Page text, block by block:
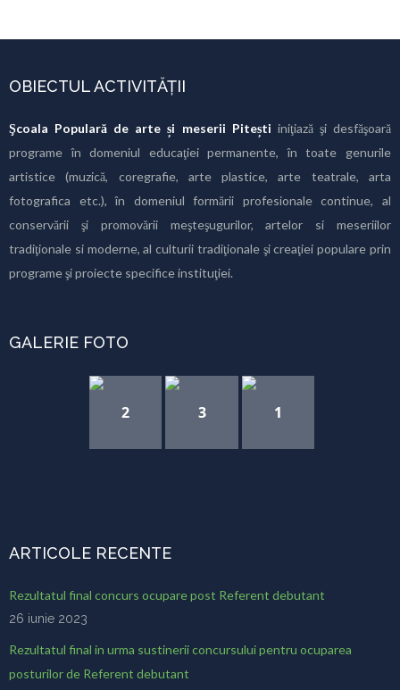
OBIECTUL ACTIVITĂȚII
Şcoala Populară de arte și meserii Pitești iniţiază şi desfăşoară
programe în domeniul educaţiei permanente, în toate genurile
artistice (muzică, coregrafie, arte plastice, arte teatrale, arta
fotografica etc.), în domeniul formării profesionale continue, al
conservării şi promovării meşteşugurilor, artelor si meseriilor
tradiţionale si moderne, al culturii tradiţionale şi creaţiei populare prin
programe şi proiecte specifice instituţiei.
GALERIE FOTO
2 3 1
ARTICOLE RECENTE
Rezultatul final concurs ocupare post Referent debutant
26 iunie 2023
Rezultatul final in urma sustinerii concursului pentru ocuparea
posturilor de Referent debutant